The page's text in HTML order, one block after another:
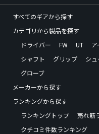
すべてのギアから探す
カテゴリから製品を探す
ドライバー
FW UT ア
シャフト
グリップ シュ
グローブ
メーカーから探す
ランキングから探す
ランキングトップ
売れ筋
クチコミ件数ランキング